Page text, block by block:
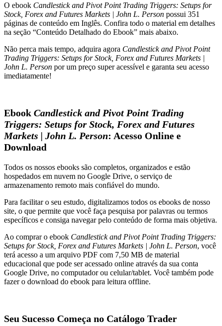
O ebook Candlestick and Pivot Point Trading Triggers: Setups for
Stock, Forex and Futures Markets | John L. Person possui 351
páginas de conteúdo em Inglês. Confira todo o material em detalhes
na seção “Conteúdo Detalhado do Ebook” mais abaixo.
Não perca mais tempo, adquira agora Candlestick and Pivot Point
Trading Triggers: Setups for Stock, Forex and Futures Markets |
John L. Person por um preço super acessível e garanta seu acesso
imediatamente!
Ebook Candlestick and Pivot Point Trading
Triggers: Setups for Stock, Forex and Futures
Markets | John L. Person: Acesso Online e
Download
Todos os nossos ebooks são completos, organizados e estão
hospedados em nuvem no Google Drive, o serviço de
armazenamento remoto mais confiável do mundo.
Para facilitar o seu estudo, digitalizamos todos os ebooks de nosso
site, o que permite que você faça pesquisa por palavras ou termos
específicos e consiga navegar pelo conteúdo de forma mais objetiva.
Ao comprar o ebook Candlestick and Pivot Point Trading Triggers:
Setups for Stock, Forex and Futures Markets | John L. Person, você
terá acesso a um arquivo PDF com 7,50 MB de material
educacional que pode ser acessado online através da sua conta
Google Drive, no computador ou celular/tablet. Você também pode
fazer o download do ebook para leitura offline.
Seu Sucesso Começa no Catálogo Trader